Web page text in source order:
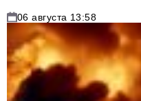
06 августа 13:58